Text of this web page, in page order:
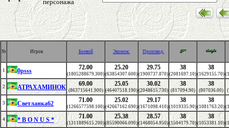
персонажа
№ Игрок Боевой Эконом. Производ.
1 0psss 72.00
(1805288679.300)
25.20
(63854307.600)
29.75
(1900737.870)
38
(2081697.10)
38
(1629155.70)
2 АТРАХАМИНОК 69.00
(863715641.900)
25.05
(46407518.190)
30.02
(2048615.730)
38
(817094.90)
38
(807036.00)
3 Светланка62 71.00
(1266577598.100)
25.02
(42667162.690)
29.17
(1671098.410)
38
(1019335.90)
38
(1081763.20)
4 * B O N U S * 71.00
(1311889615.200)
25.38
(85590066.090)
28.57
(1468054.950)
38
(1504179.70)
38
(1053381.10)